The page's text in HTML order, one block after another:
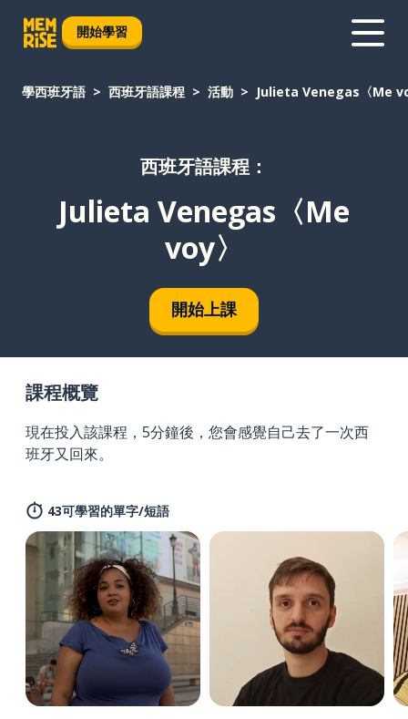
開始學習
學西班牙語 西班牙語課程 活動 Julieta Venegas〈Me
西班牙語課程：
Julieta Venegas〈Me
voy〉
開始上課
課程概覽
現在投入該課程，5分鐘後，您會感覺自己去了一次西
班牙又回來。
43可學習的單字/短語